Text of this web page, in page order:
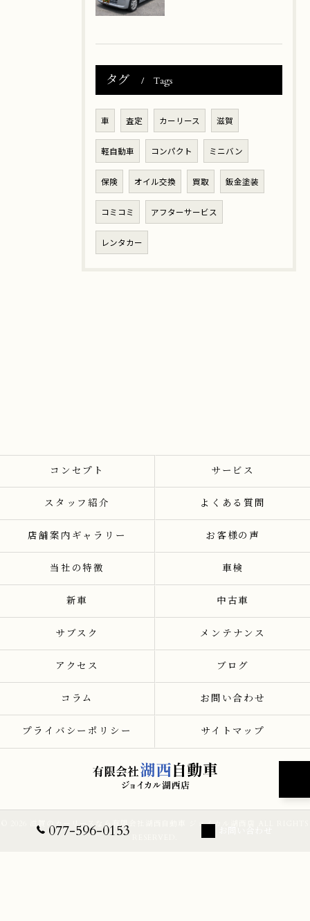
タグ Tags
車 査定 カーリース 滋賀
軽自動車 コンパクト ミニバン
保険 オイル交換 買取 鈑金塗装
コミコミ アフターサービス
レンタカー
077-596-0153
コンセプト サービス
スタッフ紹介 よくある質問
店舗案内ギャラリー お客様の声
当社の特徴 車検
新車 中古車
サブスク メンテナンス
アクセス ブログ
コラム お問い合わせ
プライバシーポリシー サイトマップ
© 2026 滋賀のカーリースなら有限会社湖西自動車 ジョイカル湖西店 ALL RIGHTS